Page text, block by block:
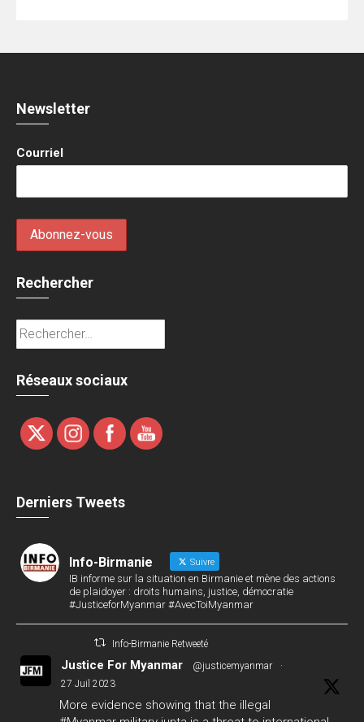
Newsletter
Courriel
Rechercher
Rechercher :
Réseaux sociaux
Derniers Tweets
Info-Birmanie Suivre
IB informe sur la situation en Birmanie et mène des actions
de plaidoyer : droits humains, justice, démocratie
#JusticeforMyanmar #AvecToiMyanmar
Info-Birmanie Retweeté
Justice For Myanmar @justicemyanmar
·
27 Juil 2023
More evidence showing that the illegal